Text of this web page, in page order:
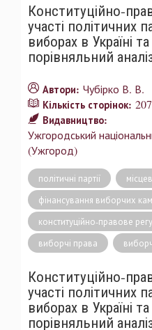
Конституційно-
участі політичних
виборах в Україні
порівняльний
Автори: Чубірко В. В.
Кількість сторінок: 207
Видавництво:
Ужгородський
(Ужгород)
політичні партії
фінансування виборчих
конституційно-правове
виборчі права
Конституційно-
участі політичних
виборах в Україні
порівняльний